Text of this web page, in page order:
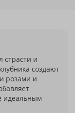
страсти и
создают
розами и
идеальным